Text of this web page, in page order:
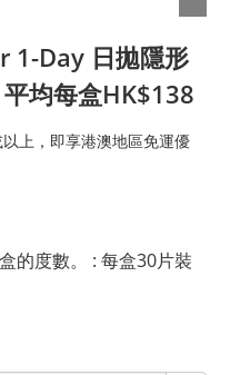
1-Day 日拋隱形
均每盒HK$138
上，即享港澳地區免運優
的度數。 : 每盒30片裝